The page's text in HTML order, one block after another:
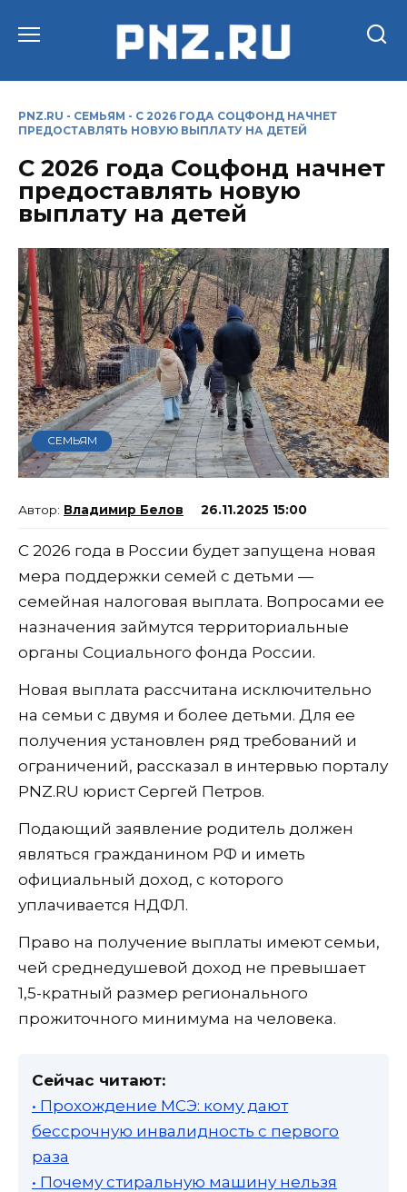
PNZ.RU - СЕМЬЯМ - С 2026 ГОДА СОЦФОНД НАЧНЕТ
ПРЕДОСТАВЛЯТЬ НОВУЮ ВЫПЛАТУ НА ДЕТЕЙ
С 2026 года Соцфонд начнет
предоставлять новую
выплату на детей
СЕМЬЯМ
Владимир Белов 26.11.2025 15:00
С 2026 года в России будет запущена новая
мера поддержки семей с детьми —
семейная налоговая выплата. Вопросами ее
назначения займутся территориальные
органы Социального фонда России.
Новая выплата рассчитана исключительно
на семьи с двумя и более детьми. Для ее
получения установлен ряд требований и
ограничений, рассказал в интервью порталу
PNZ.RU юрист Сергей Петров.
Подающий заявление родитель должен
являться гражданином РФ и иметь
официальный доход, с которого
уплачивается НДФЛ.
Право на получение выплаты имеют семьи,
чей среднедушевой доход не превышает
1,5-кратный размер регионального
прожиточного минимума на человека.
Сейчас читают:
• Прохождение МСЭ: кому дают
бессрочную инвалидность с первого
раза
• Почему стиральную машину нельзя